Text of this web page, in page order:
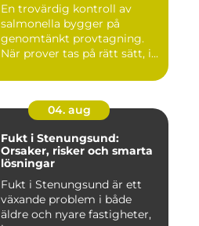
En trovärdig kontroll av
salmonella bygger på
genomtänkt provtagning.
När prover tas på rätt sätt, i...
04. aug
Fukt i Stenungsund:
Orsaker, risker och smarta
lösningar
Fukt i Stenungsund är ett
växande problem i både
äldre och nyare fastigheter,